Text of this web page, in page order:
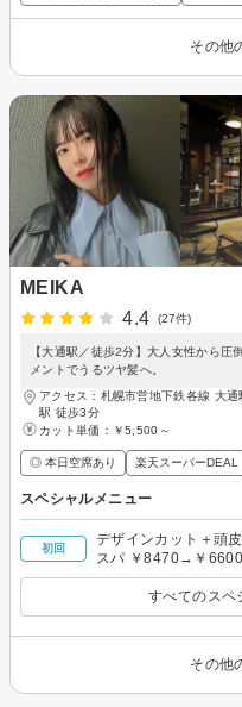
その他
MEIKA
4.4
(27件)
【大通駅／徒歩2分】大人女性から圧
メントでうるツヤ髪へ。
アクセス：札幌市営地下鉄各線 大
駅 徒歩3分
カット単価： ￥5,500～
◎ 本日空席あり 楽天スーパーDEAL
スペシャルメニュー
初回
デザインカット＋頭
スパ ￥8470→￥6600
すべてのスペ
その他